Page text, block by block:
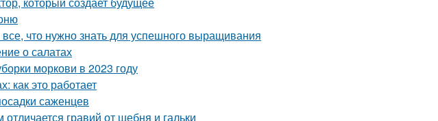
что нужно знать для успешного выращивания
о салатах
моркови в 2023 году
как это работает
саженцев
гравий от щебня и гальки